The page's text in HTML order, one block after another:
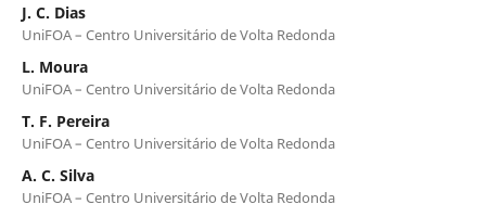
J. C. Dias
UniFOA – Centro Universitário de Volta Redonda
L. Moura
UniFOA – Centro Universitário de Volta Redonda
T. F. Pereira
UniFOA – Centro Universitário de Volta Redonda
A. C. Silva
UniFOA – Centro Universitário de Volta Redonda